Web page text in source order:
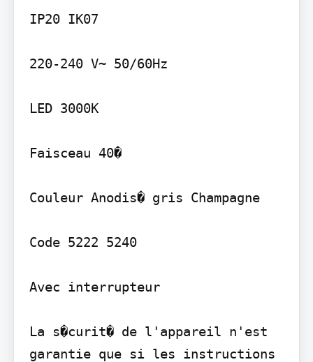
IP20 IK07
220-240 V~ 50/60Hz
LED 3000K
Faisceau 40�
Couleur Anodis� gris Champagne
Code 5222 5240
Avec interrupteur
La s�curit� de l'appareil n'est
garantie que si les instructions